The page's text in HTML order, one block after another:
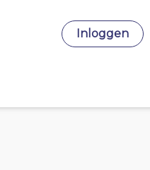
Inloggen